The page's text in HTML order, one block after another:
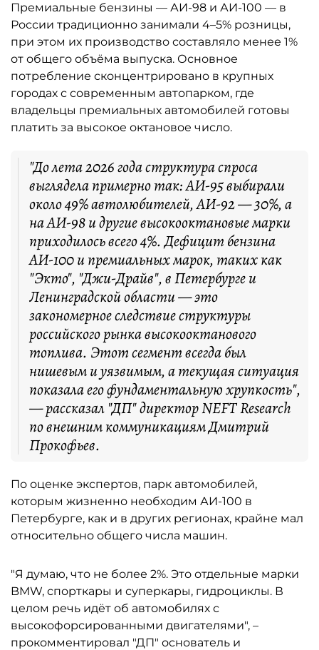
Премиальные бензины — АИ-98 и АИ-100 — в
России традиционно занимали 4–5% розницы,
при этом их производство составляло менее 1%
от общего объёма выпуска. Основное
потребление сконцентрировано в крупных
городах с современным автопарком, где
владельцы премиальных автомобилей готовы
платить за высокое октановое число.
"До лета 2026 года структура спроса
выглядела примерно так: АИ-95 выбирали
около 49% автолюбителей, АИ-92 — 30%, а
на АИ-98 и другие высокооктановые марки
приходилось всего 4%. Дефицит бензина
АИ-100 и премиальных марок, таких как
"Экто", "Джи-Драйв", в Петербурге и
Ленинградской области — это
закономерное следствие структуры
российского рынка высокооктанового
топлива. Этот сегмент всегда был
нишевым и уязвимым, а текущая ситуация
показала его фундаментальную хрупкость",
— рассказал "ДП" директор NEFT Research
по внешним коммуникациям Дмитрий
Прокофьев.
По оценке экспертов, парк автомобилей,
которым жизненно необходим АИ-100 в
Петербурге, как и в других регионах, крайне мал
относительно общего числа машин.
"Я думаю, что не более 2%. Это отдельные марки
BMW, спорткары и суперкары, гидроциклы. В
целом речь идёт об автомобилях с
высокофорсированными двигателями", –
прокомментировал "ДП" основатель и